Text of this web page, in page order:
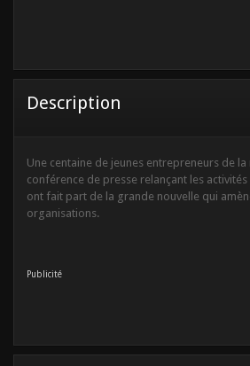
Description
Une centaine de jeunes entrepreneurs de
conférence de presse relançant les
ont fait part de la grande nouvelle qui
organisations.
Publicité